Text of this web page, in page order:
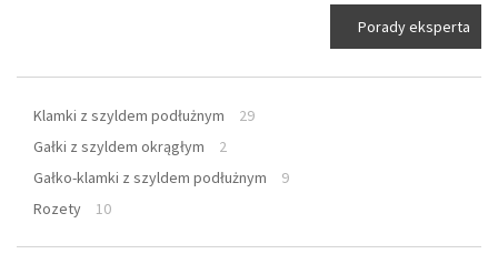
Porady eksperta
Klamki z szyldem podłużnym
29
Gałki z szyldem okrągłym
2
Gałko-klamki z szyldem podłużnym
9
Rozety
10